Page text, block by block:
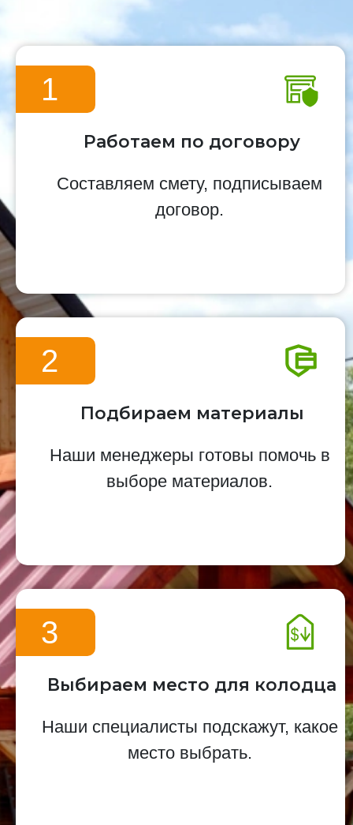
1
Работаем по договору
Составляем смету, подписываем
договор.
2
Подбираем материалы
Наши менеджеры готовы помочь в
выборе материалов.
3
Выбираем место для колодца
Наши специалисты подскажут, какое
место выбрать.